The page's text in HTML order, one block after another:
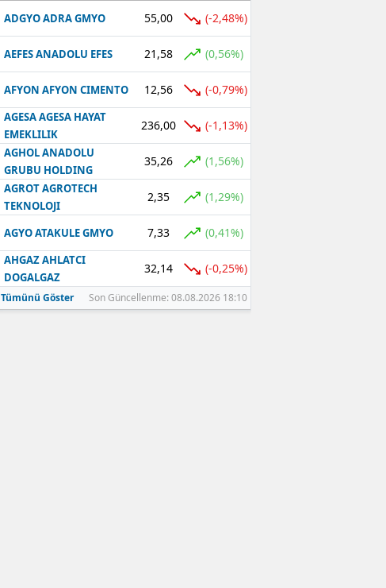
ADGYO ADRA GMYO 55,00 (-2,48%)
AEFES ANADOLU EFES 21,58 (0,56%)
AFYON AFYON CIMENTO 12,56 (-0,79%)
AGESA AGESA HAYAT
EMEKLILIK
236,00 (-1,13%)
AGHOL ANADOLU
GRUBU HOLDING
35,26 (1,56%)
AGROT AGROTECH
TEKNOLOJI
2,35 (1,29%)
AGYO ATAKULE GMYO 7,33 (0,41%)
AHGAZ AHLATCI
DOGALGAZ
32,14 (-0,25%)
Tümünü Göster Son Güncellenme: 08.08.2026 18:10